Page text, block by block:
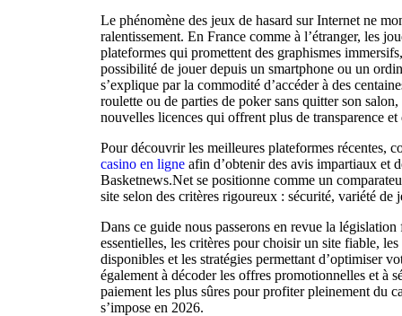
Le phénomène des jeux de hasard sur Internet ne
ralentissement. En France comme à l’étranger, les
plateformes qui promettent des graphismes
possibilité de jouer depuis un smartphone ou un
s’explique par la commodité d’accéder à des
roulette ou de parties de poker sans quitter son
nouvelles licences qui offrent plus de transparence
Pour découvrir les meilleures plateformes récentes,
casino en ligne afin d’obtenir des avis impartiaux et
Basketnews.Net se positionne comme un
site selon des critères rigoureux : sécurité, variété de
Dans ce guide nous passerons en revue la législation
essentielles, les critères pour choisir un site fiable,
disponibles et les stratégies permettant d’optimiser
également à décoder les offres promotionnelles et à
paiement les plus sûres pour profiter pleinement du
s’impose en 2026.